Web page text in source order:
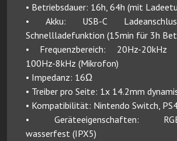
• Betriebsdauer: 16h, 64h (mit
• Akku: USB-C
Schnellladefunktion (15min für 3h
• Frequenzbereich: 20Hz-20kHz
100Hz-8kHz (Mikrofon)
• Impedanz: 16Ω
• Treiber pro Seite: 1x 14.2mm
• Kompatibilität: Nintendo Switch,
• Geräteeigenschaften: RGB-
wasserfest (IPX5)